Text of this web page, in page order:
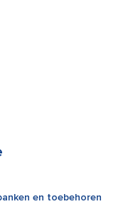
en toebehoren